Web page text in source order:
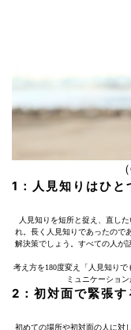
1：人見知りはひと
人見知りを短所と捉え、直し
れ。長く人見知りであったので
解決策でしょう。すべての人が
考え方を180度変え「人見知り
ミュニケーショ
2：初対面で緊張
初めての場所や初対面の人に対